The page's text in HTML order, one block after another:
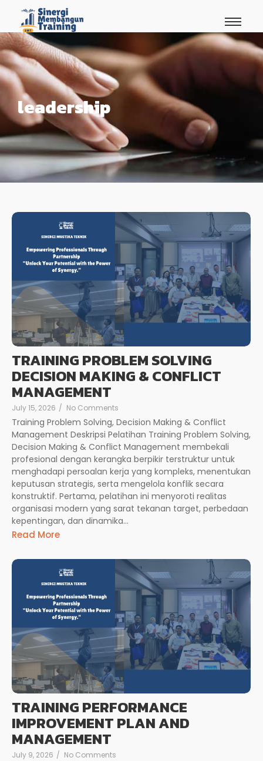
leadership
TRAINING PROBLEM SOLVING
DECISION MAKING & CONFLICT
MANAGEMENT
July 15, 2026 / No Comments
Training Problem Solving, Decision Making & Conflict
Management Deskripsi Pelatihan Training Problem Solving,
Decision Making & Conflict Management membekali
profesional dengan kerangka berpikir terstruktur untuk
menghadapi persoalan kerja yang kompleks, menentukan
keputusan strategis, serta mengelola konflik secara
konstruktif. Pertama, pelatihan ini menyoroti realitas
organisasi modern yang sarat tekanan target, perbedaan
kepentingan, dan dinamika...
Read More
TRAINING PERFORMANCE
IMPROVEMENT PLAN AND
MANAGEMENT
July 9, 2026 / No Comments